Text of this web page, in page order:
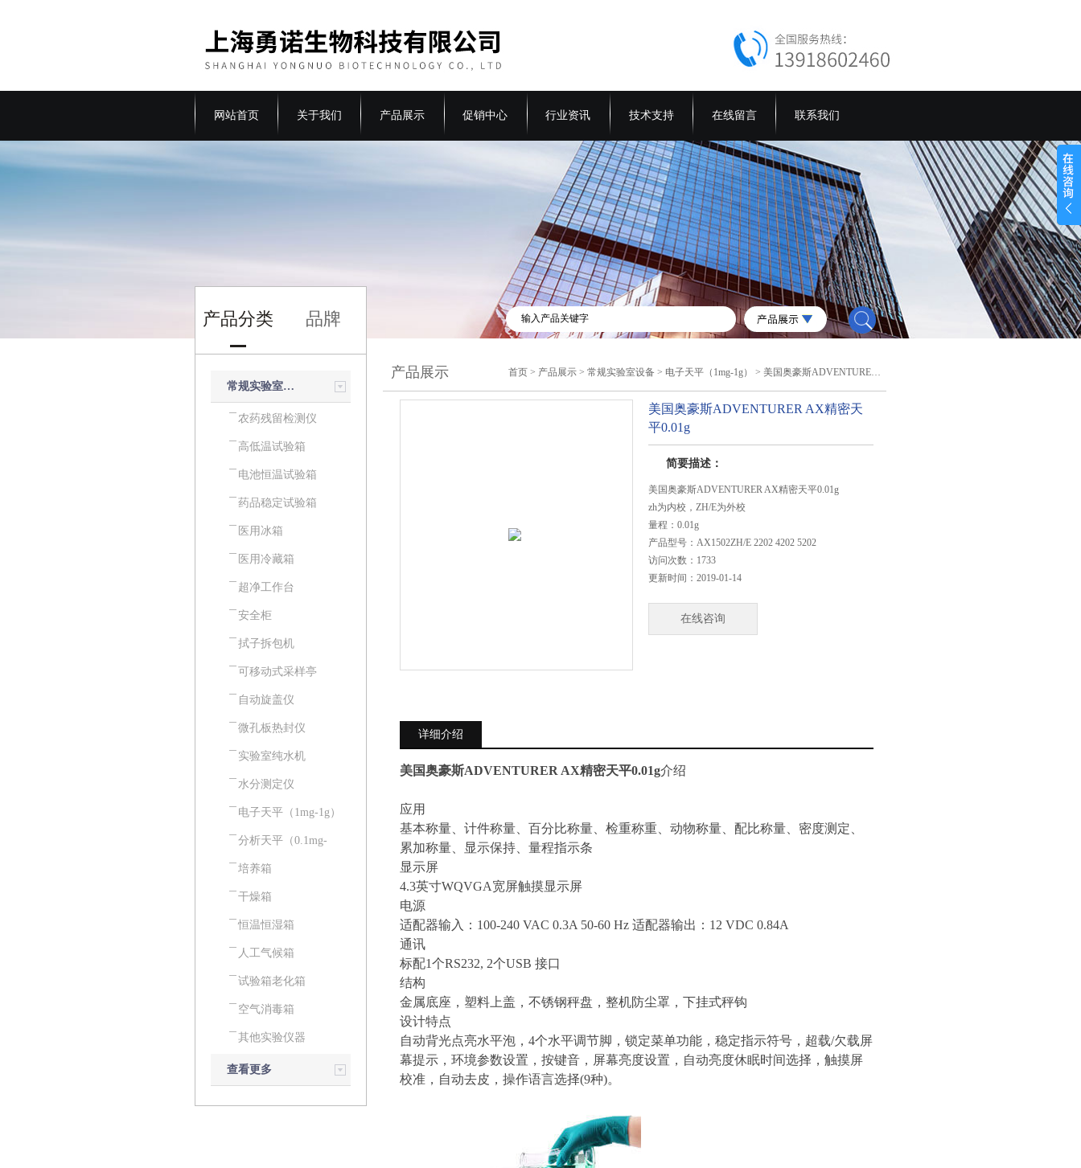
网站首页 关于我们 产品展示 促销中心 行业资讯 技术支持 在线留言 联系我们
产品分类 品牌
常规实验室设备
农药残留检测仪
高低温试验箱
电池恒温试验箱
药品稳定试验箱
医用冰箱
医用冷藏箱
超净工作台
安全柜
拭子拆包机
可移动式采样亭
自动旋盖仪
微孔板热封仪
实验室纯水机
水分测定仪
电子天平（1mg-1g）
分析天平（0.1mg-
0.01mg）
培养箱
干燥箱
恒温恒湿箱
人工气候箱
试验箱老化箱
空气消毒箱
其他实验仪器
查看更多
产品展示 首页 > 产品展示 >常规实验室设备 > 电子天平（1mg-1g） > 美国奥豪斯ADVENTURER AX精密天平0.01g
美国奥豪斯ADVENTURER AX精密天
平0.01g
简要描述：
美国奥豪斯ADVENTURER AX精密天平0.01g
zh为内校，ZH/E为外校
量程：0.01g
产品型号： AX1502ZH/E 2202 4202 5202
访问次数： 1733
更新时间： 2019-01-14
在线咨询
详细介绍
美国奥豪斯ADVENTURER AX精密天平0.01g介绍
应用
基本称量、计件称量、百分比称量、检重称重、动物称量、配比称量、密度测定、
累加称量、显示保持、量程指示条
显示屏
4.3英寸WQVGA宽屏触摸显示屏
电源
适配器输入：100-240 VAC 0.3A 50-60 Hz 适配器输出：12 VDC 0.84A
通讯
标配1个RS232, 2个USB 接口
结构
金属底座，塑料上盖，不锈钢秤盘，整机防尘罩，下挂式秤钩
设计特点
自动背光点亮水平泡，4个水平调节脚，锁定菜单功能，稳定指示符号，超载/欠载屏
幕提示，环境参数设置，按键音，屏幕亮度设置，自动亮度休眠时间选择，触摸屏
校准，自动去皮，操作语言选择(9种)。